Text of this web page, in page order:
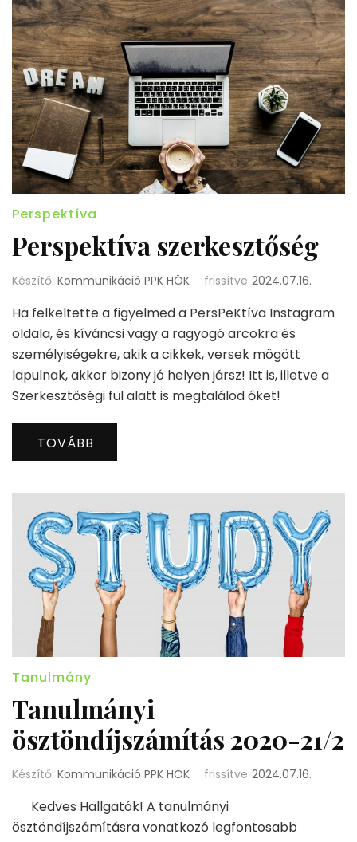
Perspektíva
Perspektíva szerkesztőség
Készítő: Kommunikáció PPK HÖK frissítve 2024.07.16.
Ha felkeltette a figyelmed a PersPeKtíva Instagram
oldala, és kíváncsi vagy a ragyogó arcokra és
személyiségekre, akik a cikkek, versek mögött
lapulnak, akkor bizony jó helyen jársz! Itt is, illetve a
Szerkesztőségi fül alatt is megtalálod őket!
TOVÁBB
Tanulmány
Tanulmányi
ösztöndíjszámítás 2020-21/2
Készítő: Kommunikáció PPK HÖK frissítve 2024.07.16.
Kedves Hallgatók! A tanulmányi
ösztöndíjszámításra vonatkozó legfontosabb